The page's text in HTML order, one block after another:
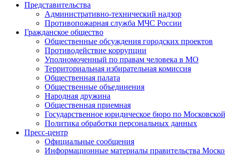
Представительства
Административно-технический надзор
Противопожарная служба МЧС России
Гражданское общество
Общественные обсуждения городских проектов
Противодействие коррупции
Уполномоченный по правам человека в МО
Территориальная избирательная комиссия
Общественная палата
Общественные объединения
Народная дружина
Общественная приемная
Государственное юридическое бюро по
Политика обработки персональных данных
Пресс-центр
Официальные сообщения
Информационные материалы правительства